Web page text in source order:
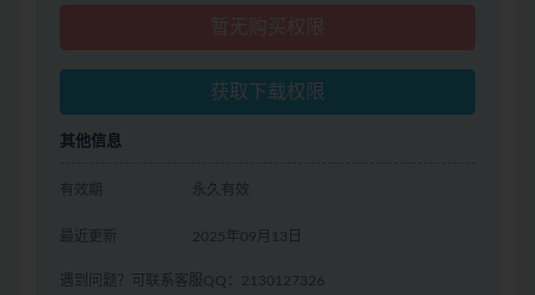
获取下载权限
其他信息
有效期 永久有效
最近更新 2025年09月13日
遇到问题？可联系客服QQ：2130127326